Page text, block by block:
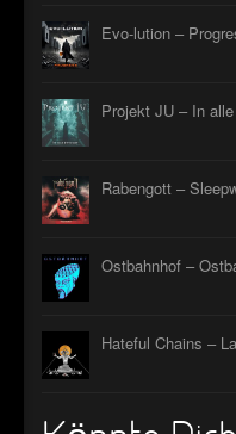
Evo-lution –
Projekt JU – In
Rabengott –
Ostbahnhof –
Hateful Chains –